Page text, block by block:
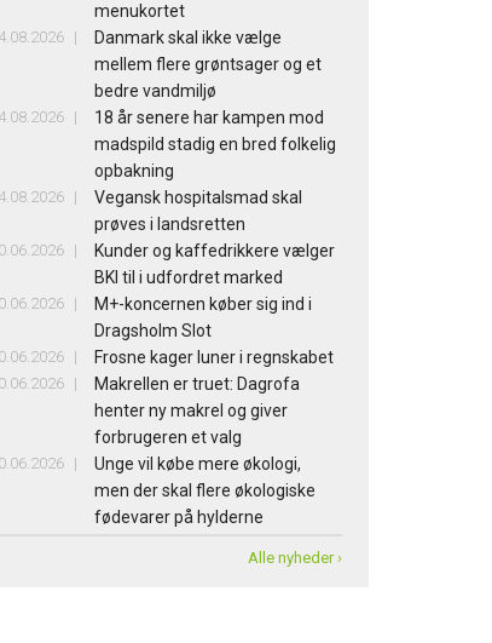
menukortet
Danmark skal ikke vælge
mellem flere grøntsager og et
bedre vandmiljø
18 år senere har kampen mod
madspild stadig en bred folkelig
opbakning
Vegansk hospitalsmad skal
prøves i landsretten
Kunder og kaffedrikkere vælger
BKI til i udfordret marked
M+-koncernen køber sig ind i
Dragsholm Slot
Frosne kager luner i regnskabet
Makrellen er truet: Dagrofa
henter ny makrel og giver
forbrugeren et valg
Unge vil købe mere økologi,
men der skal flere økologiske
fødevarer på hylderne
Alle nyheder ›